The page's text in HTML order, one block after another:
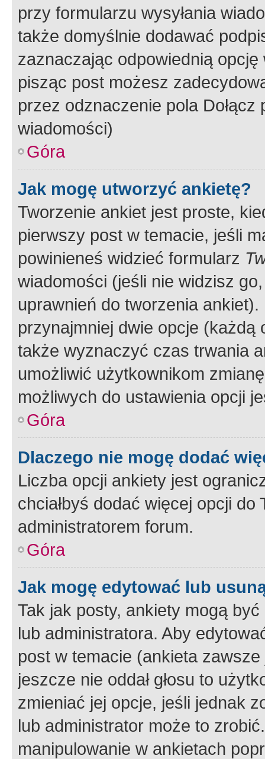
przy formularzu wysyłania
także domyślnie dodawać
zaznaczając odpowiednią
pisząc post możesz
przez odznaczenie pola
wiadomości)
Góra
Jak mogę utworzyć ankietę?
Tworzenie ankiet jest proste,
pierwszy post w temacie, jeśli
powinieneś widzieć formularz
wiadomości (jeśli nie widzisz
uprawnień do tworzenia
przynajmniej dwie opcje
także wyznaczyć czas trwania
umożliwić użytkownikom
możliwych do ustawienia opcji
Góra
Dlaczego nie mogę dodać
Liczba opcji ankiety jest
chciałbyś dodać więcej opcji
administratorem forum.
Góra
Jak mogę edytować lub
Tak jak posty, ankiety mogą
lub administratora. Aby
post w temacie (ankieta
jeszcze nie oddał głosu to
zmieniać jej opcje, jeśli jednak
lub administrator może to
manipulowanie w ankietach